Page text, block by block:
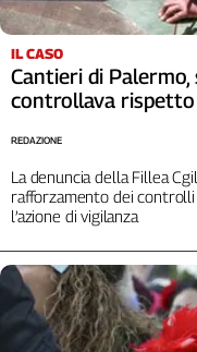
Girasoli
Il
Sassolino
Linea
Economica
Tech
Easy
Inserti
Idea
Diffusa
InFlai
IL CASO
Cantieri di
controllava rispetto
La denuncia della Fillea
rafforzamento dei
l’azione di vigilanza
REDAZIONE